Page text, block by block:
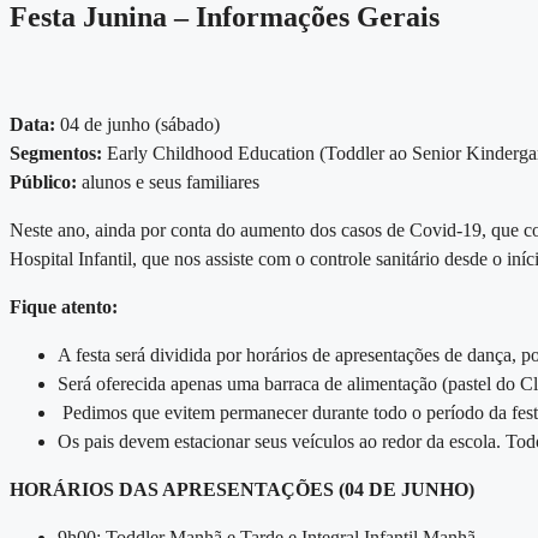
Festa Junina – Informações Gerais
Data: 04 de junho (sábado)
Segmentos: Early Childhood Education (Toddler ao Senior
Público: alunos e seus familiares
Neste ano, ainda por conta do aumento dos casos de Covid-19, que
Hospital Infantil, que nos assiste com o controle sanitário desde o
Fique atento:
A festa será dividida por horários de apresentações de
Será oferecida apenas uma barraca de alimentação (pastel do
Pedimos que evitem permanecer durante todo o período da
Os pais devem estacionar seus veículos ao redor da escola.
HORÁRIOS DAS APRESENTAÇÕES (04 DE JUNHO)